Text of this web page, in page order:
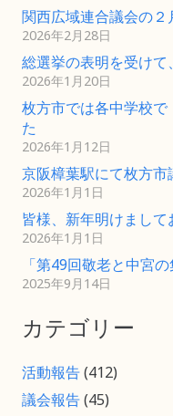
関西広域連合議会の２
2026年2月28日
総選挙の表明を受け
2026年1月20日
枚方市では各中学校
た
2026年1月12日
京阪樟葉駅にて枚方
2026年1月1日
皆様、新年明けまし
2026年1月1日
「第49回敬老と中宮
2025年9月14日
カテゴリー
活動報告(412)
議会報告(45)